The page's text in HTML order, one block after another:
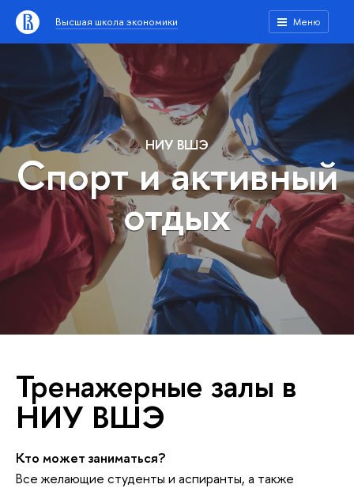
Высшая школа экономики Меню
НИУ ВШЭ
Спорт и активный
отдых
Тренажерные залы в
НИУ ВШЭ
Кто может заниматься?
Все желающие студенты и аспиранты, а также